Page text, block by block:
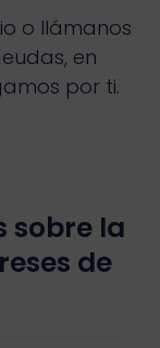
o llámanos
en
por ti.
sobre la
de